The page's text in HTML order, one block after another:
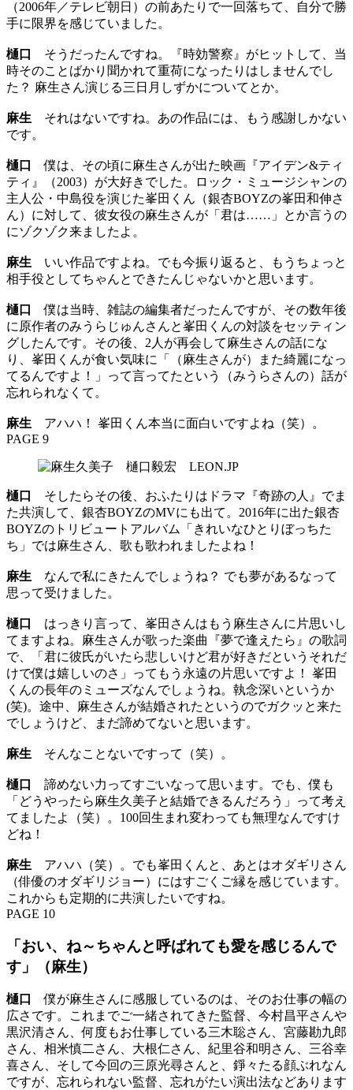
（2006年／テレビ朝日）の前あたりで一回落ちて、自分で勝
手に限界を感じていました。
樋口
そうだったんですね。『時効警察』がヒットして、当
時そのことばかり聞かれて重荷になったりはしませんでし
た？ 麻生さん演じる三日月しずかについてとか。
麻生 それはないですね。あの作品には、もう感謝しかない
です。
樋口
僕は、その頃に麻生さんが出た映画『アイデン&ティ
ティ』（2003）が大好きでした。ロック・ミュージシャンの
主人公・中島役を演じた峯田くん（銀杏BOYZの峯田和伸さ
ん）に対して、彼女役の麻生さんが「君は……」とか言うの
にゾクゾク来ましたよ。
麻生 いい作品ですよね。でも今振り返ると、もうちょっと
相手役としてちゃんとできたんじゃないかと思います。
樋口
僕は当時、雑誌の編集者だったんですが、その数年後
に原作者のみうらじゅんさんと峯田くんの対談をセッティン
グしたんです。その後、2人が再会して麻生さんの話にな
り、峯田くんが食い気味に「（麻生さんが）また綺麗になっ
てるんですよ！」って言ってたという（みうらさんの）話が
忘れられなくて。
麻生 アハハ！ 峯田くん本当に面白いですよね（笑）。
PAGE 9
樋口
そしたらその後、おふたりはドラマ『奇跡の人』でま
た共演して、銀杏BOYZのMVにも出て。2016年に出た銀杏
BOYZのトリビュートアルバム「きれいなひとりぼっちた
ち」では麻生さん、歌も歌われましたよね！
麻生 なんで私にきたんでしょうね？ でも夢があるなって
思って受けました。
樋口
はっきり言って、峯田さんはもう麻生さんに片思いし
てますよね。麻生さんが歌った楽曲『夢で逢えたら』の歌詞
で、「君に彼氏がいたら悲しいけど君が好きだというそれだ
けで僕は嬉しいのさ」ってもう永遠の片思いですよ！ 峯田
くんの長年のミューズなんでしょうね。執念深いというか
(笑)。途中、麻生さんが結婚されたというのでガクッと来た
でしょうけど、まだ諦めてないと思います。
麻生 そんなことないですって（笑）。
樋口
諦めない力ってすごいなって思います。でも、僕も
「どうやったら麻生久美子と結婚できるんだろう」って考え
てましたよ（笑）。100回生まれ変わっても無理なんですけ
どね！
麻生 アハハ（笑）。でも峯田くんと、あとはオダギリさん
（俳優のオダギリジョー）にはすごくご縁を感じています。
これからも定期的に共演したいですね。
PAGE 10
「おい、ね～ちゃんと呼ばれても愛を感じるんで
す」（麻生）
樋口
僕が麻生さんに感服しているのは、そのお仕事の幅の
広さです。これまでご一緒されてきた監督、今村昌平さんや
黒沢清さん、何度もお仕事している三木聡さん、宮藤勘九郎
さん、相米慎二さん、大根仁さん、紀里谷和明さん、三谷幸
喜さん、そして今回の三原光尋さんと、錚々たる顔ぶれなん
ですが、忘れられない監督、忘れがたい演出法などあります